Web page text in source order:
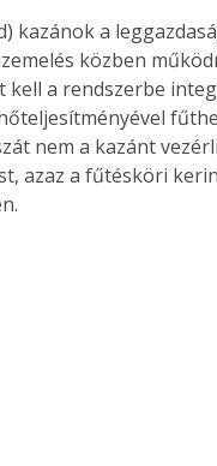
Old
új,
egyedi
párosítással
áron, 0 Ft
közben
a rendszerbe
nem a kazánt
azaz a fűtésköri